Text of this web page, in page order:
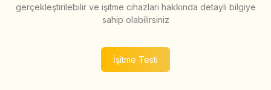
gerçekleştirilebilir ve işitme cihazları hakkında detaylı bilgiye
sahip olabilirsiniz
İşitme Testi